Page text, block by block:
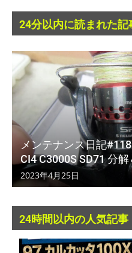
24分以内に読まれた記
メンテナンス日記
CI4 C3000S SD71 分
2023年4月25日
24時間以内の人気記事